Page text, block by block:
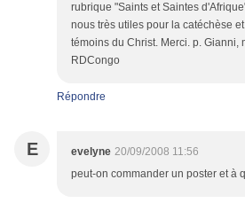
rubrique "Saints et Saintes
nous très utiles pour la catéchèse
témoins du Christ. Merci. p. Gianni,
RDCongo
Répondre
E evelyne 20/09/2008 11:56
peut-on commander un poster et à